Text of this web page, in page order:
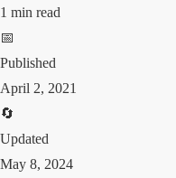
1 min read
📅
Published
April 2, 2021
🔄
Updated
May 8, 2024